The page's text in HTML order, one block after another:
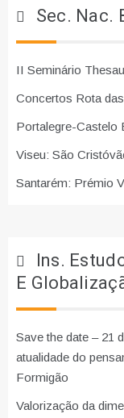
Sec. Nac.
II Seminário
Concertos Rota
Portalegre-Castelo
Viseu: São
Santarém: Prémio
Ins.
E
Save the date – 21
atualidade do
Formigão
Valorização da